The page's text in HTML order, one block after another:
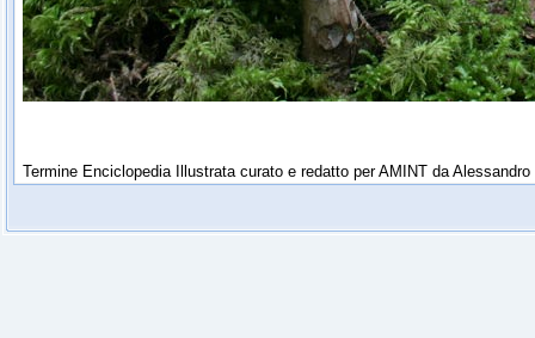
Termine Enciclopedia Illustrata curato e redatto per AMINT da